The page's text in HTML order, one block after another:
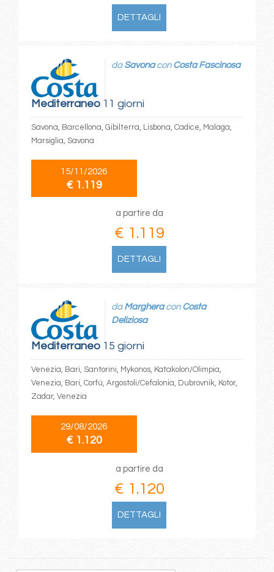
DETTAGLI
Mediterraneo11 giorni
da Savonacon Costa Fascinosa
Savona, Barcellona, Gibilterra, Lisbona, Cadice, Malaga,
Marsiglia, Savona
15/11/2026
€ 1.119
a partire da
€ 1.119
DETTAGLI
Mediterraneo15 giorni
da Margheracon Costa
Deliziosa
Venezia, Bari, Santorini, Mykonos, Katakolon/Olimpia,
Venezia, Bari, Corfù, Argostoli/Cefalonia, Dubrovnik, Kotor,
Zadar, Venezia
29/08/2026
€ 1.120
a partire da
€ 1.120
DETTAGLI